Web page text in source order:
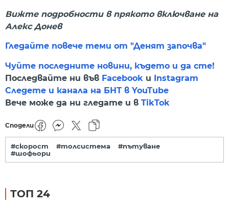
Вижте подробности в прякото включване на
Алекс Донев
Гледайте повече теми от "Денят започва"
Чуйте последните новини, където и да сте!
Последвайте ни във Facebook и Instagram
Следете и канала на БНТ в YouTube
Вече може да ни гледате и в TikTok
Сподели
#скорост #толсистема
#пътуване
#шофьори
ТОП 24